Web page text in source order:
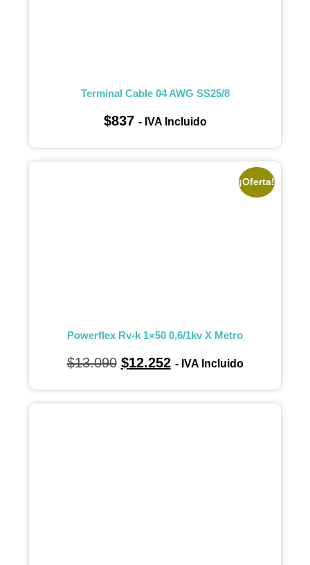
Terminal Cable 04 AWG SS25/8
$837 - IVA Incluido
¡Oferta!
Powerflex Rv-k 1×50 0,6/1kv X Metro
$13.090 $12.252 - IVA Incluido